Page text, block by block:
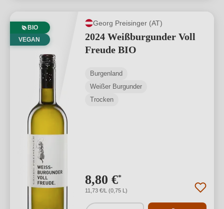
BIO
VEGAN
Georg Preisinger (AT)
2024 Weißburgunder Voll
Freude BIO
Burgenland
Weißer Burgunder
Trocken
8,80 €*
11,73 €/L (0,75 L)